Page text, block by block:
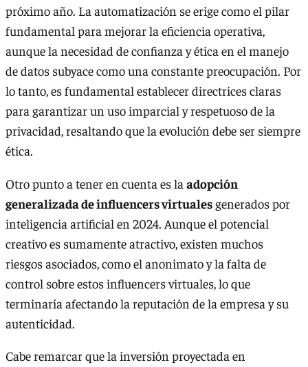
próximo año. La automatización se erige como el pilar
fundamental para mejorar la eficiencia operativa,
aunque la necesidad de confianza y ética en el manejo
de datos subyace como una constante preocupación. Por
lo tanto, es fundamental establecer directrices claras
para garantizar un uso imparcial y respetuoso de la
privacidad, resaltando que la evolución debe ser siempre
ética.
Otro punto a tener en cuenta es la adopción
generalizada de influencers virtualesgenerados por
inteligencia artificial en 2024. Aunque el potencial
creativo es sumamente atractivo, existen muchos
riesgos asociados, como el anonimato y la falta de
control sobre estos influencers virtuales, lo que
terminaría afectando la reputación de la empresa y su
autenticidad.
Cabe remarcar que la inversión proyectada en